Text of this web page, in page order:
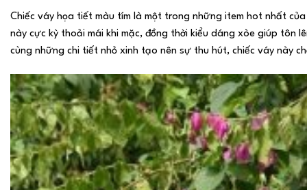
Chiếc váy họa tiết màu tím là một trong những item hot nhất
này cực kỳ thoải mái khi mặc, đồng thời kiểu dáng xòe giúp
cùng những chi tiết nhỏ xinh tạo nên sự thu hút, chiếc váy này